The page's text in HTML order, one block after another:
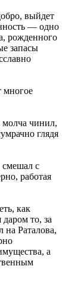
выйдет
— одно
рожденного
запасы
многое
чинил,
глядя
смешал с
работая
как
то, за
на Раталова,
а